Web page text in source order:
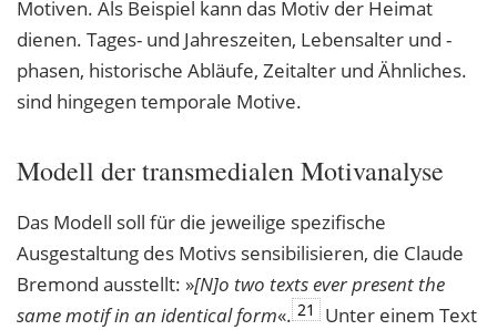
Motiven. Als Beispiel kann das Motiv der Heimat
dienen. Tages- und Jahreszeiten, Lebensalter und -
phasen, historische Abläufe, Zeitalter und Ähnliches.
sind hingegen temporale Motive.
Modell der transmedialen Motivanalyse
Das Modell soll für die jeweilige spezifische
Ausgestaltung des Motivs sensibilisieren, die Claude
Bremond ausstellt: »[N]o two texts ever present the
same motif in an identicalform«. 21
Unter einem Text